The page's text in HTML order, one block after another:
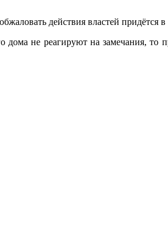
действия властей придётся в
не реагируют на замечания, то